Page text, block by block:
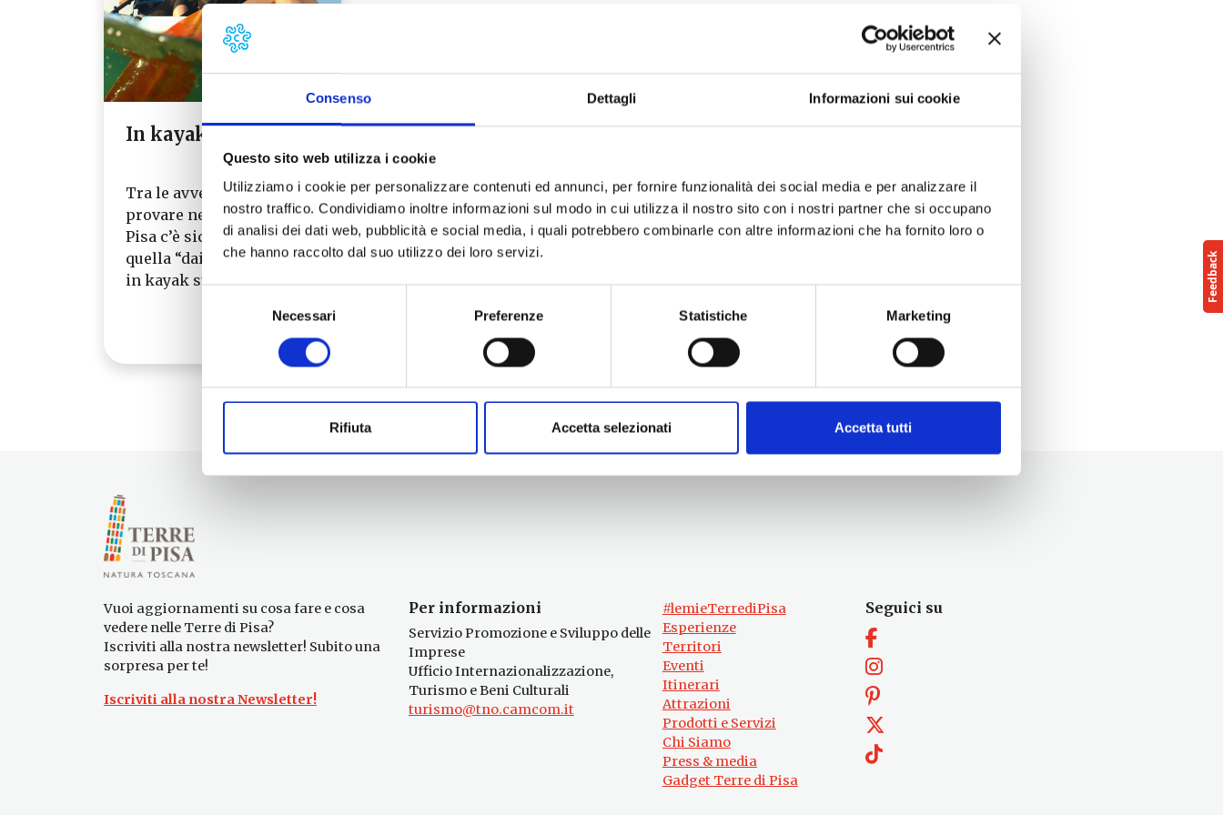
Consenso Dettagli Informazioni sui cookie
Questo sito web utilizza i cookie
Utilizziamo i cookie per personalizzare contenuti ed annunci, per fornire funzionalità dei social media e per analizzare il
nostro traffico. Condividiamo inoltre informazioni sul modo in cui utilizza il nostro sito con i nostri partner che si occupano
di analisi dei dati web, pubblicità e social media, i quali potrebbero combinarle con altre informazioni che ha fornito loro o
che hanno raccolto dal suo utilizzo dei loro servizi.
Necessari Preferenze Statistiche Marketing
Rifiuta Accetta selezionati Accetta tutti
In kayak sul Serchio
Tra le avventure da
provare nelle Terre di
Pisa c’è sicuramente
quella “dai monti al mare”
in kayak sul fiume…
Leggi tutto →
Vuoi aggiornamenti su cosa fare e cosa
vedere nelle Terre di Pisa?
Iscriviti alla nostra newsletter! Subito una
sorpresa per te!
Iscriviti alla nostra Newsletter!
Per informazioni
Servizio Promozione e Sviluppo delle
Imprese
Ufficio Internazionalizzazione,
Turismo e Beni Culturali
turismo@tno.camcom.it
#lemieTerrediPisa
Esperienze
Territori
Eventi
Itinerari
Attrazioni
Prodotti e Servizi
Chi Siamo
Press & media
Gadget Terre di Pisa
Seguici su